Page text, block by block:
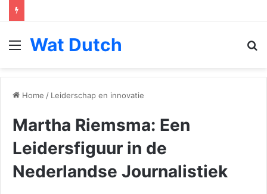
Menu
Wat Dutch
Home / Leiderschap en innovatie
Martha Riemsma: Een
Leidersfiguur in de
Nederlandse Journalistiek